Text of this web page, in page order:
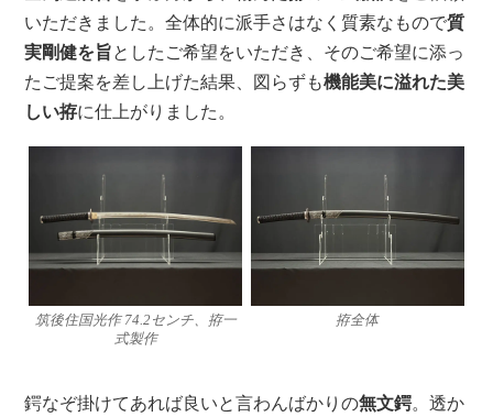
いただきました。全体的に派手さはなく質素なもので質
実剛健を旨としたご希望をいただき、そのご希望に添っ
たご提案を差し上げた結果、図らずも機能美に溢れた美
しい拵に仕上がりました。
筑後住国光作 74.2センチ、拵一
式製作
拵全体
鍔なぞ掛けてあれば良いと言わんばかりの無文鍔。透か